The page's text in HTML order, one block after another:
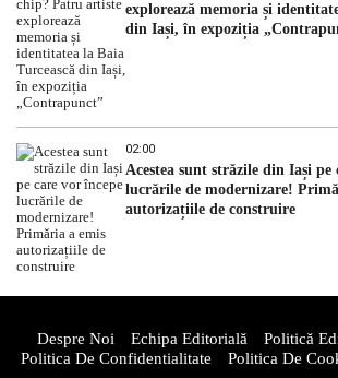
explorează memoria și
din Iași, în expoziția
02:00
Acestea sunt străzile din Iași pe
lucrările de modernizare!
autorizațiile de construire
Despre Noi Echipa Editorială Politică
Politica De Confidentialitate
Politica De